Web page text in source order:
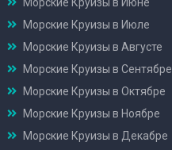
Морские Круизы в Июле
Морские Круизы в Августе
Морские Круизы в Сентябре
Морские Круизы в Октябре
Морские Круизы в Ноябре
Морские Круизы в Декабре